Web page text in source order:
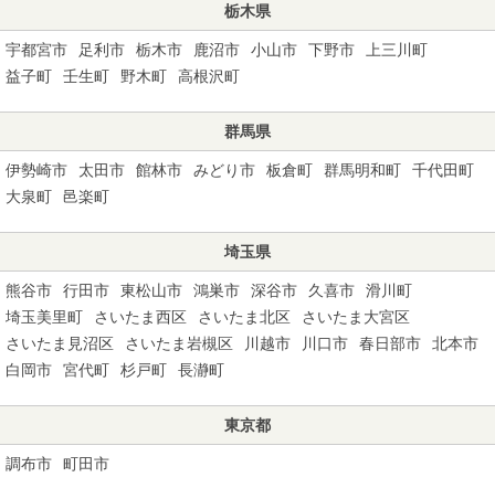
栃木県
宇都宮市 足利市 栃木市 鹿沼市 小山市 下野市
上三川町
益子町
壬生町 野木町 高根沢町
群馬県
伊勢崎市 太田市 館林市 みどり市 板倉町 群馬明和町
千代田町
大泉町
邑楽町
埼玉県
熊谷市 行田市 東松山市 鴻巣市 深谷市 久喜市
滑川町
埼玉美里町
さいたま西区 さいたま北区
さいたま大宮区
さいたま見沼区
さいたま岩槻区 川越市 川口市 春日部市
北本市
白岡市
宮代町 杉戸町 長瀞町
東京都
調布市 町田市